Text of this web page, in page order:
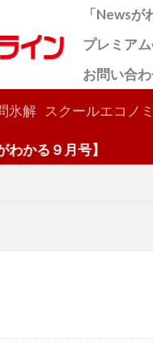
「Newsが
プレミア
お問い合
氷解 スクールエコノ
る９月号】